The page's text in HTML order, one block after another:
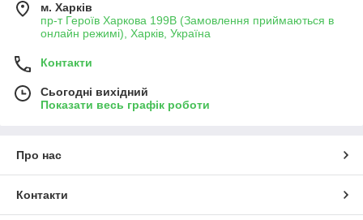
м. Харків
пр-т Героїв Харкова 199B (Замовлення приймаються в
онлайн режимі), Харків, Україна
Контакти
Сьогодні вихідний
Показати весь графік роботи
Про нас
Контакти